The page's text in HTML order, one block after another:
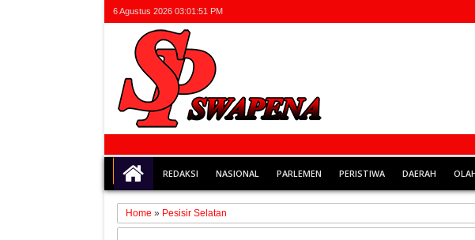
6 Agustus 2026 03:01:51 PM
REDAKSI NASIONAL PARLEMEN PERISTIWA DAERAH
Home » Pesisir Selatan